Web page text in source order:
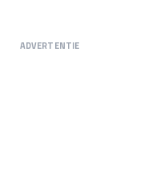
ADVERTENTIE